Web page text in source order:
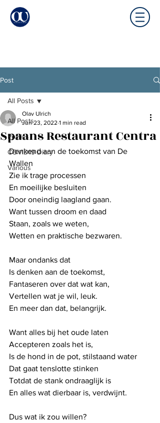
Post
All Posts
Politics
COVID19 Diary
Various
All Posts
Spaans Restaurant Centra
Olav Ulrich
Jun 23, 2022 1 min read
Denkend aan de toekomst van De
Wallen
Zie ik trage processen
En moeilijke besluiten
Door oneindig laagland gaan.
Want tussen droom en daad
Staan, zoals we weten,
Wetten en praktische bezwaren.
Maar ondanks dat
Is denken aan de toekomst,
Fantaseren over dat wat kan,
Vertellen wat je wil, leuk.
En meer dan dat, belangrijk.
Want alles bij het oude laten
Accepteren zoals het is,
Is de hond in de pot, stilstaand water
Dat gaat tenslotte stinken
Totdat de stank ondraaglijk is
En alles wat dierbaar is, verdwijnt.
Dus wat ik zou willen?